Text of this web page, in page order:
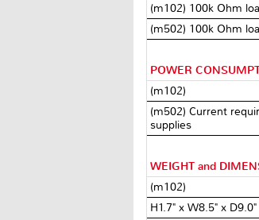
(m102) 100k Ohm
(m502) 100k Ohm
POWER
(m102)
(m502) Current
supplies
WEIGHT and
(m102)
H1.7" x W8.5" x